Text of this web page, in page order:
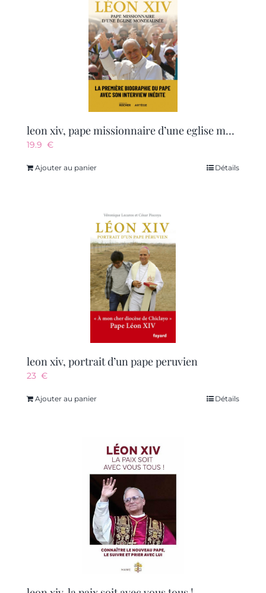
leon xiv, pape missionnaire d’une eglise mondialisee
19.9 €
Ajouter au panier Détails
leon xiv, portrait d’un pape peruvien
23 €
Ajouter au panier Détails